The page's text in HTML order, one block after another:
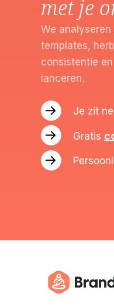
met je
We
templates,
consistentie
lanceren.
Je zit
Gratis